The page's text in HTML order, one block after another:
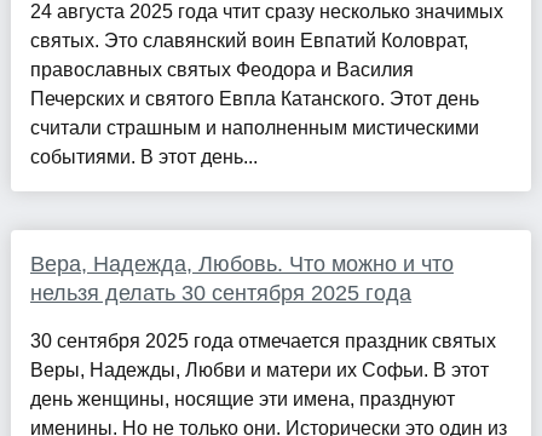
24 августа 2025 года чтит сразу несколько значимых
святых. Это славянский воин Евпатий Коловрат,
православных святых Феодора и Василия
Печерских и святого Евпла Катанского. Этот день
считали страшным и наполненным мистическими
событиями. В этот день...
Вера, Надежда, Любовь. Что можно и что
нельзя делать 30 сентября 2025 года
30 сентября 2025 года отмечается праздник святых
Веры, Надежды, Любви и матери их Софьи. В этот
день женщины, носящие эти имена, празднуют
именины. Но не только они. Исторически это один из